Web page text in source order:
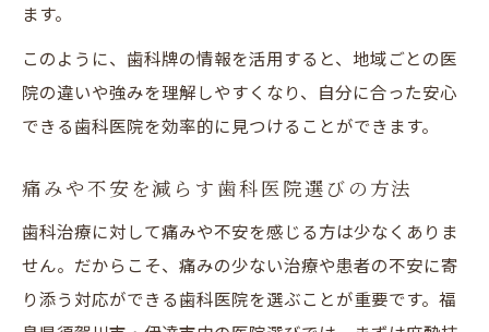
ます。
このように、歯科牌の情報を活用すると、地域ごとの医
院の違いや強みを理解しやすくなり、自分に合った安心
できる歯科医院を効率的に見つけることができます。
痛みや不安を減らす歯科医院選びの方法
歯科治療に対して痛みや不安を感じる方は少なくありま
せん。だからこそ、痛みの少ない治療や患者の不安に寄
り添う対応ができる歯科医院を選ぶことが重要です。福